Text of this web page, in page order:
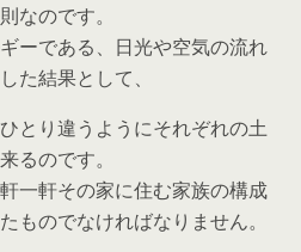
なのです。
ーである、日光や空気の流れ
た結果として、
とり違うようにそれぞれの土
るのです。
一軒その家に住む家族の構成
ものでなければなりません。